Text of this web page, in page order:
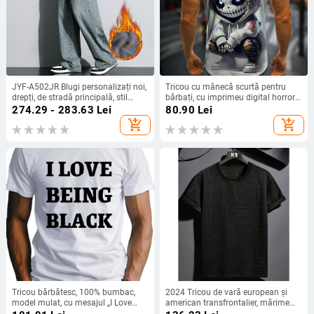
JYF-A502JR Blugi personalizați noi,
drepți, de stradă principală, stil
american, retro, slăbire, plus fat,
mărime mare, căptușiți cu fleece,
îngroșați
274.29 - 283.63 Lei
add_shopping_cart
Tricou cu mânecă scurtă pentru
bărbați, cu imprimeu digital horror
de la Amazon, o generație
80.90 Lei
add_shopping_cart
Tricou bărbătesc, 100% bumbac,
model mulat, cu mesajul „I Love
2024 Tricou de vară european și
american transfrontalier, mărime